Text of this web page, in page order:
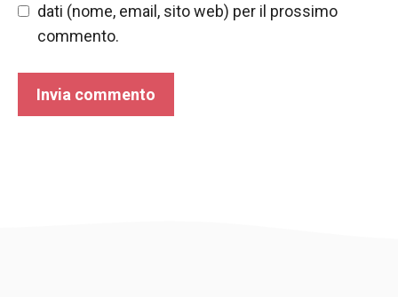
dati (nome, email, sito web) per il prossimo
commento.